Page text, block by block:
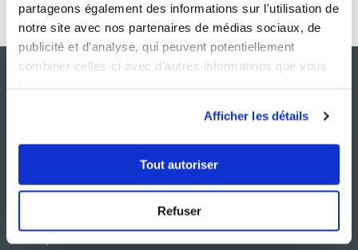
partageons également des informations sur l'utilisation de
notre site avec nos partenaires de médias sociaux, de
publicité et d'analyse, qui peuvent potentiellement
combiner celles-ci avec d'autres informations que vous
Afficher les détails
Tout autoriser
Refuser
Guy Demarle